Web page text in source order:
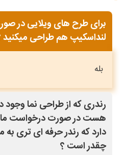
برای طرح های ویلایی در
لنداسکیپ هم طراحی میکنید
بله
رندری که از طراحی نما وجود
هست در صورت درخواست ما
دارد که رندر حرفه ای تری
چقدر است ؟